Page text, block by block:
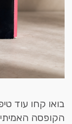
בואו קחו עוד
הקופסה